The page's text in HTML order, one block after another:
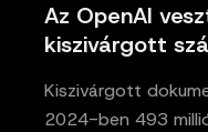
Az OpenAI
kiszivárgott
Kiszivárgott
2024-ben 493